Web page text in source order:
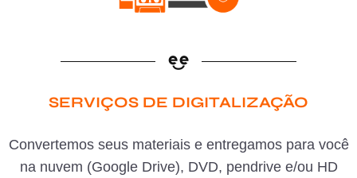
SERVIÇOS DE DIGITALIZAÇÃO
Convertemos seus materiais e entregamos para você
na nuvem (Google Drive), DVD, pendrive e/ou HD